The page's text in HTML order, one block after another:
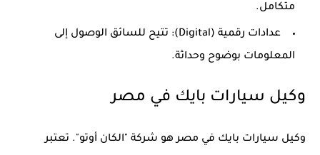
متكامل.
عدادات رقمية (Digital): تتيح للسائق الوصول إلى
المعلومات بوضوح وحداثة.
وكيل سيارات بايك في مصر
وكيل سيارات بايك في مصر هو شركة "الكان أوتو". تعتبر